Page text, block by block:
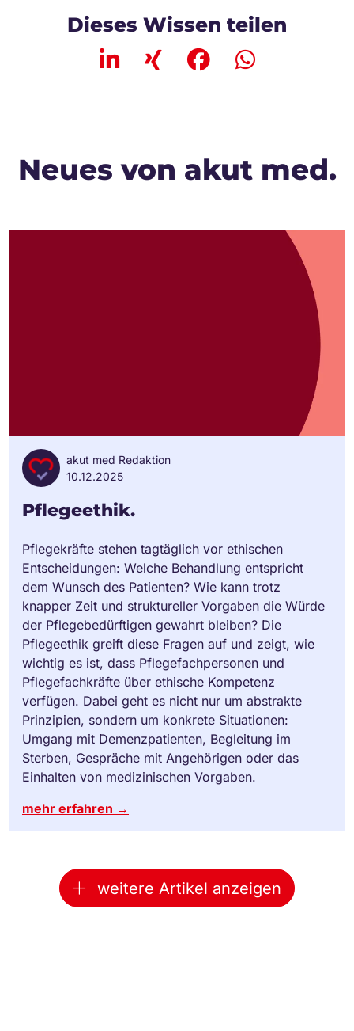
Dieses Wissen teilen
Neues von akut med.
akut med Redaktion
10.12.2025
Pflegeethik.
Pflegekräfte stehen tagtäglich vor ethischen
Entscheidungen: Welche Behandlung entspricht
dem Wunsch des Patienten? Wie kann trotz
knapper Zeit und struktureller Vorgaben die Würde
der Pflegebedürftigen gewahrt bleiben? Die
Pflegeethik greift diese Fragen auf und zeigt, wie
wichtig es ist, dass Pflegefachpersonen und
Pflegefachkräfte über ethische Kompetenz
verfügen. Dabei geht es nicht nur um abstrakte
Prinzipien, sondern um konkrete Situationen:
Umgang mit Demenzpatienten, Begleitung im
Sterben, Gespräche mit Angehörigen oder das
Einhalten von medizinischen Vorgaben.
mehr erfahren →
weitere Artikel anzeigen